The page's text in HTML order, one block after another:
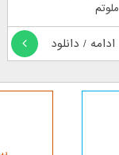
ملوتم
ادامه / دانلود